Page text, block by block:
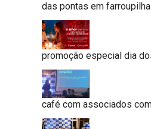
das pontas em farroupilha
promoção especial dia
café com associados